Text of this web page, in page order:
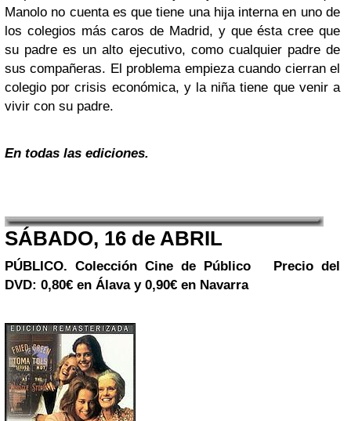
Manolo no cuenta es que tiene una hija interna en uno de
los colegios más caros de Madrid, y que ésta cree que
su padre es un alto ejecutivo, como cualquier padre de
sus compañeras. El problema empieza cuando cierran el
colegio por crisis económica, y la niña tiene que venir a
vivir con su padre.
En todas las ediciones.
SÁBADO, 16 de ABRIL
PÚBLICO. Colección Cine de PúblicoPrecio del
DVD: 0,80€ en Álava y 0,90€ en Navarra